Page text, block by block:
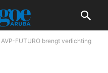
FUTURO brengt verlichting